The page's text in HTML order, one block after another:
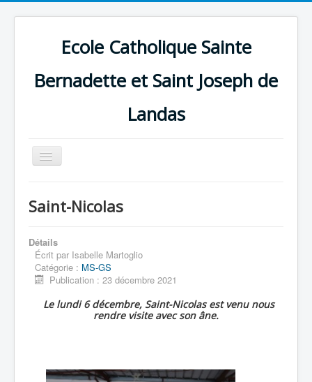
Ecole Catholique Sainte
Bernadette et Saint Joseph de
Landas
Basculer
la
Accueil
Saint-Nicolas
Détails
Écrit par Isabelle Martoglio
Catégorie : MS-GS
Publication : 23 décembre 2021
Le lundi 6 décembre, Saint-Nicolas est venu nous
rendre visite avec son âne.